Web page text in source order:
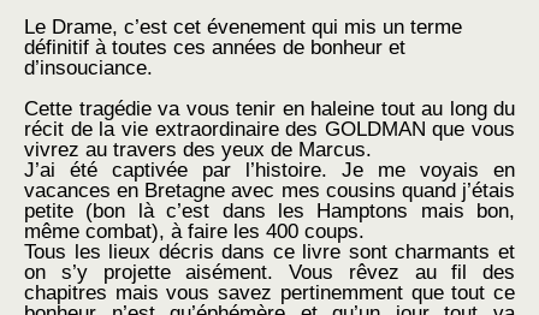
Le Drame, c’est cet évenement qui mis un terme
définitif à toutes ces années de bonheur et
d’insouciance.
Cette tragédie va vous tenir en haleine tout au long du
récit de la vie extraordinaire des GOLDMAN que vous
vivrez au travers des yeux de Marcus.
J’ai été captivée par l’histoire. Je me voyais en
vacances en Bretagne avec mes cousins quand j’étais
petite (bon là c’est dans les Hamptons mais bon,
même combat), à faire les 400 coups.
Tous les lieux décris dans ce livre sont charmants et
on s’y projette aisément. Vous rêvez au fil des
chapitres mais vous savez pertinemment que tout ce